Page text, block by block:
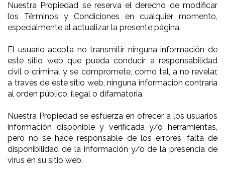
Nuestra Propiedad se reserva el derecho de modificar
los Términos y Condiciones en cualquier momento,
especialmente al actualizar la presente página.
El usuario acepta no transmitir ninguna información de
este sitio web que pueda conducir a responsabilidad
civil o criminal y se compromete, como tal, a no revelar,
a través de este sitio web, ninguna información contraria
al orden público, ilegal o difamatoria.
Nuestra Propiedad se esfuerza en ofrecer a los usuarios
información disponible y verificada y/o herramientas,
pero no se hace responsable de los errores, falta de
disponibilidad de la información y/o de la presencia de
virus en su sitio web.